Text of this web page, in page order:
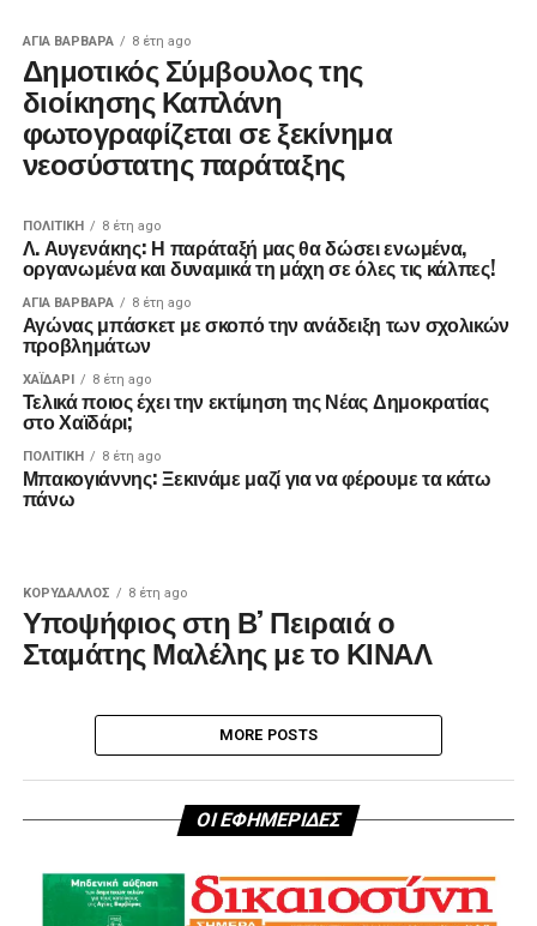
ΑΓΙΑ ΒΑΡΒΑΡΑ 8 έτη ago
Δημοτικός Σύμβουλος της
διοίκησης Καπλάνη
φωτογραφίζεται σε ξεκίνημα
νεοσύστατης παράταξης
ΠΟΛΙΤΙΚΉ 8 έτη ago
Λ. Αυγενάκης: Η παράταξή μας θα δώσει ενωμένα,
οργανωμένα και δυναμικά τη μάχη σε όλες τις κάλπες!
ΑΓΙΑ ΒΑΡΒΑΡΑ 8 έτη ago
Αγώνας μπάσκετ με σκοπό την ανάδειξη των σχολικών
προβλημάτων
ΧΑΪΔΑΡΙ 8 έτη ago
Τελικά ποιος έχει την εκτίμηση της Νέας Δημοκρατίας
στο Χαϊδάρι;
ΠΟΛΙΤΙΚΉ 8 έτη ago
Μπακογιάννης: Ξεκινάμε μαζί για να φέρουμε τα κάτω
πάνω
ΚΟΡΥΔΑΛΛΟΣ 8 έτη ago
Υποψήφιος στη Β’ Πειραιά ο
Σταμάτης Μαλέλης με το ΚΙΝΑΛ
MORE POSTS
ΟΙ ΕΦΗΜΕΡΙΔΕΣ